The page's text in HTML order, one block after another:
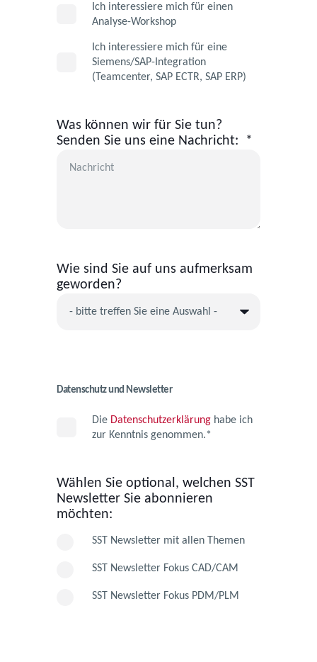
Ich interessiere mich für einen
Analyse-Workshop
Ich interessiere mich für eine
Siemens/SAP-Integration
(Teamcenter, SAP ECTR, SAP ERP)
Was können wir für Sie tun?
Senden Sie uns eine Nachricht:
*
Wie sind Sie auf uns aufmerksam
geworden?
Datenschutz und Newsletter
Die Datenschutzerklärung habe ich
zur Kenntnis genommen.*
Wählen Sie optional, welchen SST
Newsletter Sie abonnieren
möchten:
SST Newsletter mit allen Themen
SST Newsletter Fokus CAD/CAM
SST Newsletter Fokus PDM/PLM